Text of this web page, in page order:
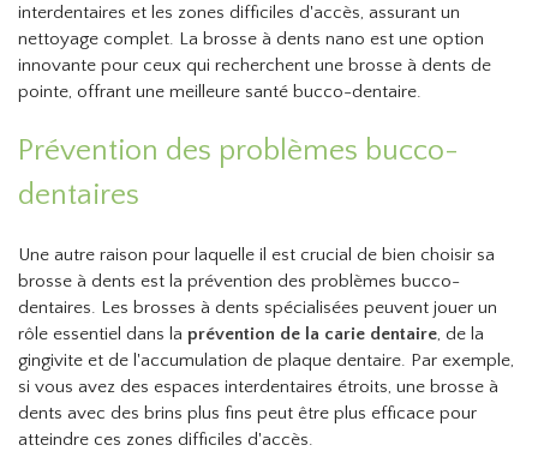
interdentaires et les zones difficiles d'accès, assurant un
nettoyage complet. La brosse à dents nano est une option
innovante pour ceux qui recherchent une brosse à dents de
pointe, offrant une meilleure santé bucco-dentaire.
Prévention des problèmes bucco-
dentaires
Une autre raison pour laquelle il est crucial de bien choisir sa
brosse à dents est la prévention des problèmes bucco-
dentaires. Les brosses à dents spécialisées peuvent jouer un
rôle essentiel dans la prévention de la carie dentaire, de la
gingivite et de l'accumulation de plaque dentaire. Par exemple,
si vous avez des espaces interdentaires étroits, une brosse à
dents avec des brins plus fins peut être plus efficace pour
atteindre ces zones difficiles d'accès.